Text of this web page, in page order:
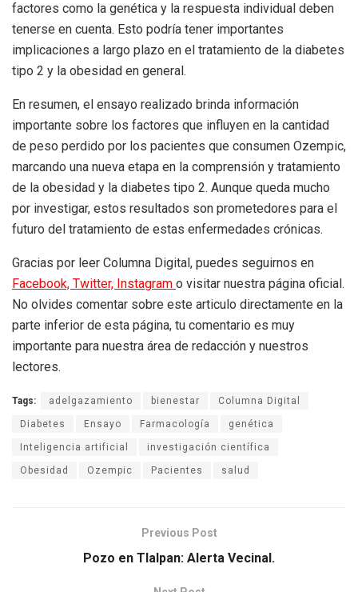
factores como la genética y la respuesta individual deben
tenerse en cuenta. Esto podría tener importantes
implicaciones a largo plazo en el tratamiento de la diabetes
tipo 2 y la obesidad en general.
En resumen, el ensayo realizado brinda información
importante sobre los factores que influyen en la cantidad
de peso perdido por los pacientes que consumen Ozempic,
marcando una nueva etapa en la comprensión y tratamiento
de la obesidad y la diabetes tipo 2. Aunque queda mucho
por investigar, estos resultados son prometedores para el
futuro del tratamiento de estas enfermedades crónicas.
Gracias por leer Columna Digital, puedes seguirnos en
Facebook, Twitter, Instagram o visitar nuestra página oficial.
No olvides comentar sobre este articulo directamente en la
parte inferior de esta página, tu comentario es muy
importante para nuestra área de redacción y nuestros
lectores.
Tags: adelgazamiento bienestar Columna Digital
Diabetes Ensayo Farmacología genética
Inteligencia artificial investigación científica
Obesidad Ozempic Pacientes salud
Previous Post
Pozo en Tlalpan: Alerta Vecinal.